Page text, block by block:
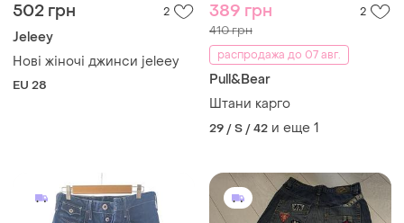
502 грн 2
Jeleey
Нові жіночі джинси jeleey
EU 28
389 грн 2
410 грн
распродажа до 07 авг.
Pull&Bear
Штани карго
29 / S / 42 и еще 1